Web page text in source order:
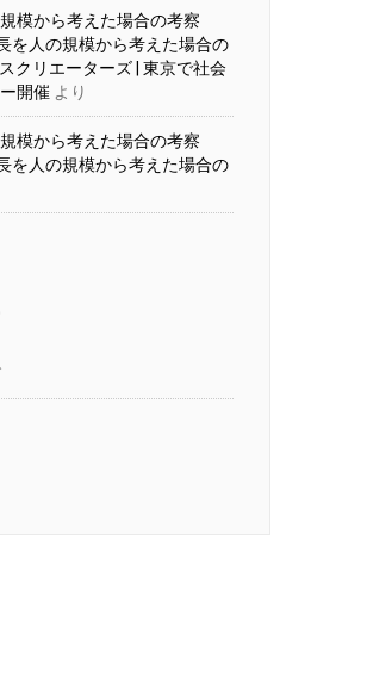
模から考えた場合の考察
を人の規模から考えた場合の
クリエーターズ | 東京で社会
開催 より
模から考えた場合の考察
を人の規模から考えた場合の